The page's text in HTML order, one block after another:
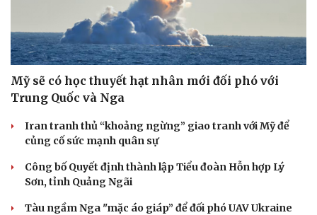
Sức khỏe
Đời sống
Mỹ sẽ có học thuyết hạt nhân mới đối phó với
Trung Quốc và Nga
Iran tranh thủ “khoảng ngừng” giao tranh với Mỹ để
củng cố sức mạnh quân sự
Công bố Quyết định thành lập Tiểu đoàn Hỗn hợp Lý
Sơn, tỉnh Quảng Ngãi
Tàu ngầm Nga "mặc áo giáp” để đối phó UAV Ukraine